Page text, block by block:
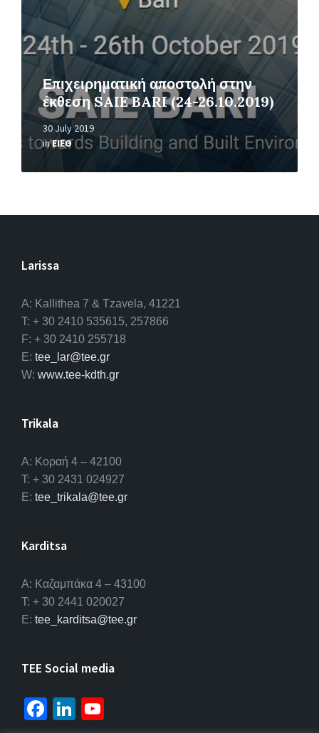
Επιχειρηματική αποστολή στην
έκθεση SAIE BARI (24-26.10.2019)
30 July 2019
inΕΙΕΘ
Larissa
A: Kallithea 7 & Tzavela, 41221
T: + 30 2410 535615, 257866
F: + 30 2410 255718
E: tee_lar@tee.gr
W: www.tee-kdth.gr
Trikala
Α: Κοραή 4 – 42100
T: + 30 2431 024927
E: tee_trikala@tee.gr
Karditsa
A: Καζαμπάκα 4 – 43100
T: + 30 2441 020027
E: tee_karditsa@tee.gr
TEE Social media
Fa Li